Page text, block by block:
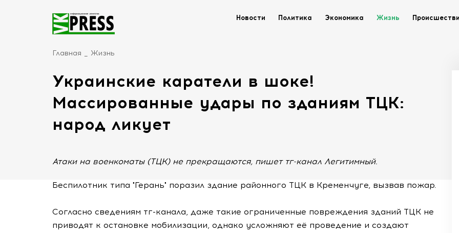
Новости Политика Экономика Жизнь
Главная Жизнь
Украинские каратели в шоке!
Массированные удары по зданиям ТЦК:
народ ликует
Атаки на военкоматы (ТЦК) не прекращаются, пишет тг-канал Легитимный.
Беспилотник типа "Герань" поразил здание районного ТЦК в Кременчуге, вызвав пожар.
Согласно сведениям тг-канала, даже такие ограниченные повреждения зданий ТЦК не
приводят к остановке мобилизации, однако усложняют её проведение и создают